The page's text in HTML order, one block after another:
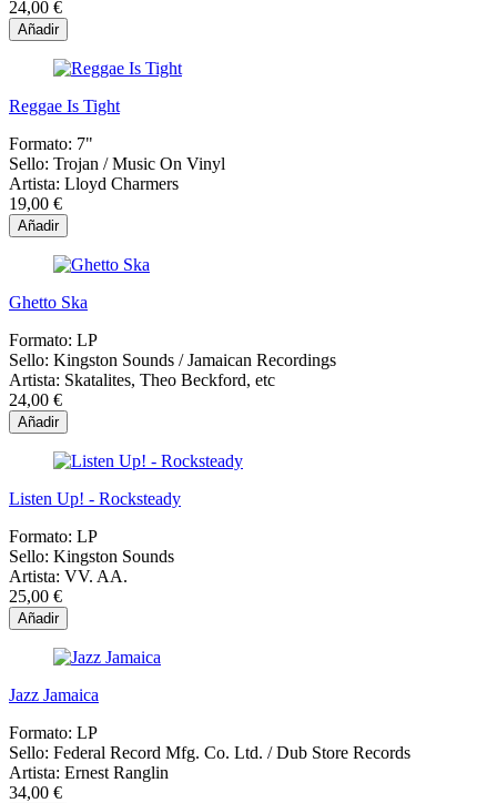
24,00 €
Añadir
Reggae Is Tight
Formato: 7"
Sello: Trojan / Music On Vinyl
Artista: Lloyd Charmers
19,00 €
Añadir
Ghetto Ska
Formato: LP
Sello: Kingston Sounds / Jamaican Recordings
Artista: Skatalites, Theo Beckford, etc
24,00 €
Añadir
Listen Up! - Rocksteady
Formato: LP
Sello: Kingston Sounds
Artista: VV. AA.
25,00 €
Añadir
Jazz Jamaica
Formato: LP
Sello: Federal Record Mfg. Co. Ltd. ‎/ Dub Store Records
Artista: Ernest Ranglin
34,00 €